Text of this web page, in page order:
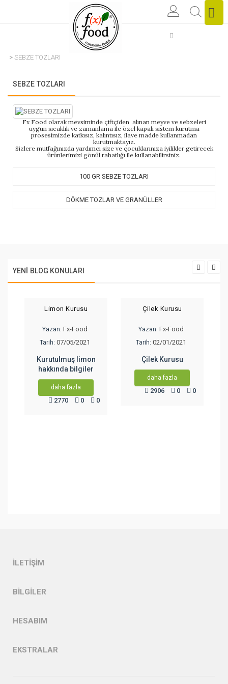
SEBZE TOZLARI
SEBZE TOZLARI
Fx Food olarak mevsiminde çiftçiden alınan meyve ve sebzeleri
uygun sıcaklık ve zamanlama ile özel kapalı sistem kurutma
prosesimizde katkısız, kalıntısız, ilave madde kullanmadan
kurutmaktayız.
Sizlere mutfağınızdayardımcı size ve çocuklarınıza iyilikler getirecek
ürünlerimizi gönül rahatlığı ile kullanabilirsiniz.
100 GR SEBZE TOZLARI
DÖKME TOZLAR VE GRANÜLLER
YENI BLOG KONULARI
Limon Kurusu
Yazan: Fx-Food
Tarih: 07/05/2021
Kurutulmuş limon
hakkında bilgiler
daha fazla
2770 0 0
Çilek Kurusu
Yazan: Fx-Food
Tarih: 02/01/2021
Çilek Kurusu
daha fazla
2906 0 0
İLETIŞIM
BILGILER
HESABIM
EKSTRALAR